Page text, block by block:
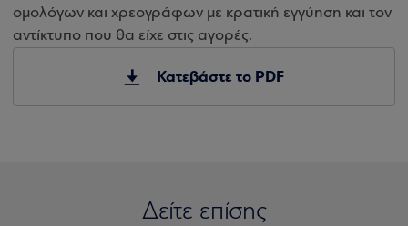
ομολόγων και χρεογράφων με κρατική εγγύηση και τον
αντίκτυπο που θα είχε στις αγορές.
Κατεβάστε το PDF
Δείτε επίσης